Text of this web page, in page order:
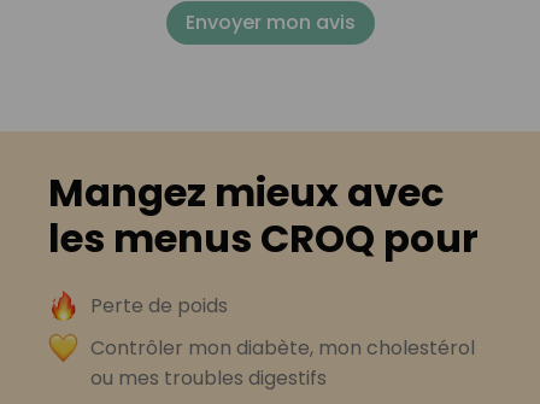
Envoyer mon avis
Mangez mieux avec
les menus CROQ pour
Perte de poids
Contrôler mon diabète, mon cholestérol
ou mes troubles digestifs